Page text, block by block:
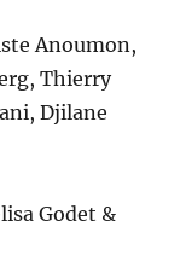
Anoumon,
Thierry
Djilane
Godet &